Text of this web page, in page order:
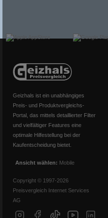
Geizhals ist ein unabhängiges
Preis- und Produktvergleichs-
Portal, das mittels detaillierter Filter
und vielfältiger Features eine
optimale Hilfestellung bei der
Kaufentscheidung bietet.
Ansicht wählen: Mobile
Copyright © 1997-2026
Preisvergleich Internet Services
AG